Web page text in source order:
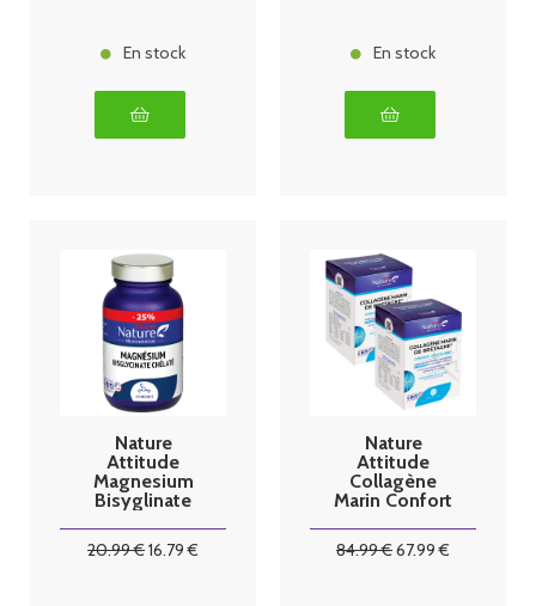
En stock En stock
Nature
Attitude
Magnesium
Bisyglinate
20.99€16.79 €
Nature
Attitude
Collagène
Marin Confort
SPÉCIAL LOT
84.99€67.99 €